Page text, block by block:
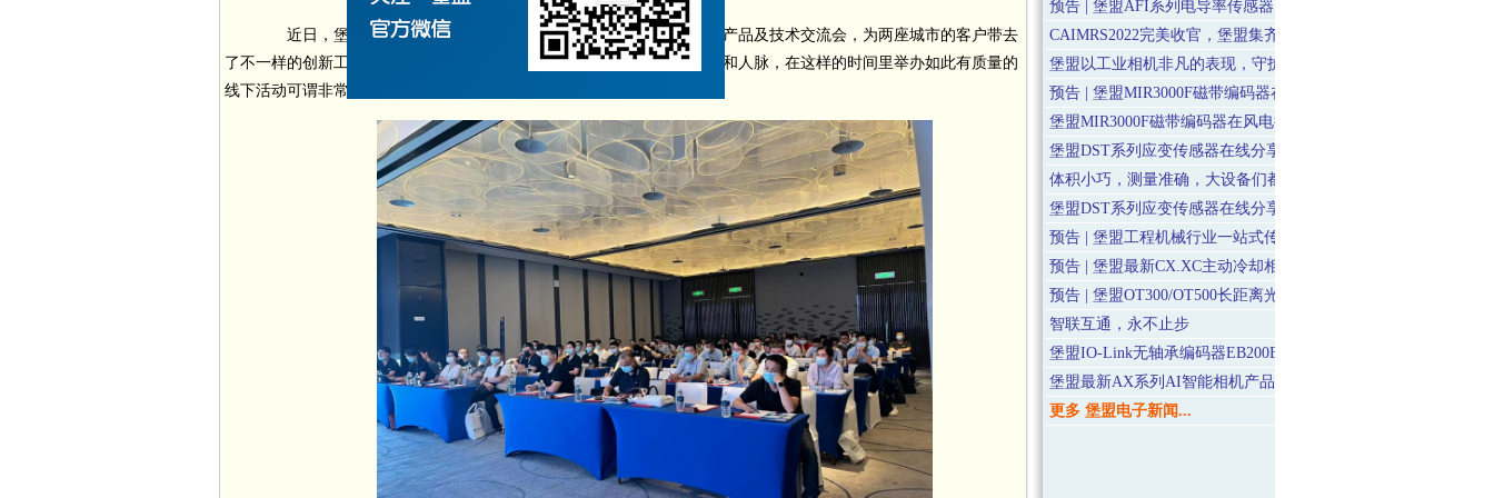
近日，堡盟在江苏两座经济重镇——苏州和无锡举办了线下创新产品及技术交流会，为两座城市的客户带去
了不一样的创新工控思维，帮助当地客户建立了交流的桥梁，拓展了视野和人脉，在这样的时间里举办如此有质量的
线下活动可谓非常难得。
预告 | 堡盟AFI系列电导率传感器产品在线分享会
CAIMRS2022完美收官，堡盟集齐三大人气奖项
堡盟以工业相机非凡的表现，守护运动鞋的浪漫
预告 | 堡盟MIR3000F磁带编码器在风电行业的应用
堡盟MIR3000F磁带编码器在风电行业的应用 (7.28)
堡盟DST系列应变传感器在线分享会(6.17)
体积小巧，测量准确，大设备们都离不开的“小宝贝”
堡盟DST系列应变传感器在线分享会(6.17)
预告 | 堡盟工程机械行业一站式传感器解决方案
预告 | 堡盟最新CX.XC主动冷却相机产品在线分享会
预告 | 堡盟OT300/OT500长距离光电传感器产品在线分享会
智联互通，永不止步
堡盟IO-Link无轴承编码器EB200E在线分享会（5月7日）
堡盟最新AX系列AI智能相机产品分享会（4月28日）
更多 堡盟电子新闻...